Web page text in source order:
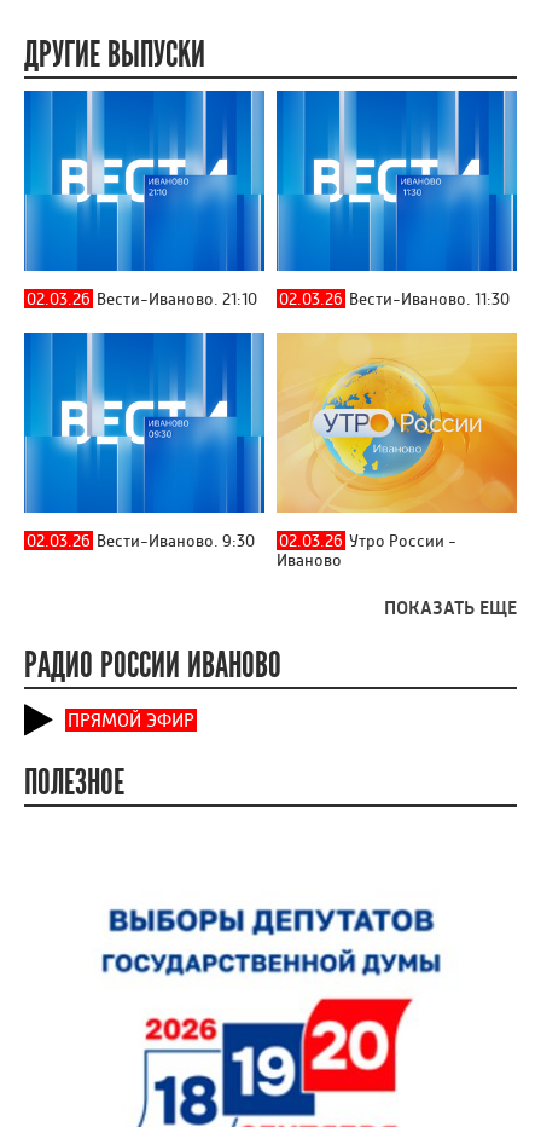
ДРУГИЕ ВЫПУСКИ
02.03.26 Вести-Иваново. 21:10 02.03.26 Вести-Иваново. 11:30
02.03.26 Вести-Иваново. 9:30 02.03.26 Утро России -
Иваново
ПОКАЗАТЬ ЕЩЕ
РАДИО РОССИИ ИВАНОВО
ПРЯМОЙ ЭФИР
ПОЛЕЗНОЕ